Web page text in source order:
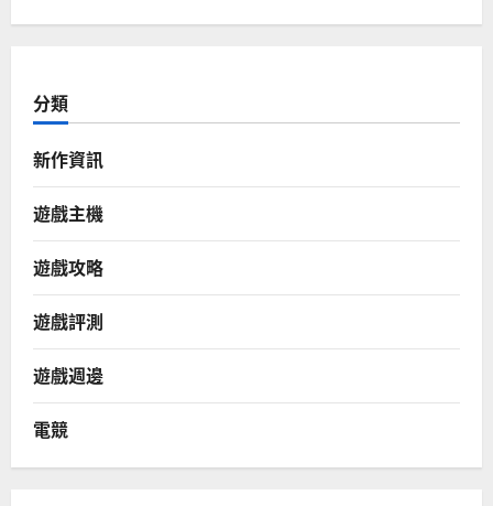
分類
新作資訊
遊戲主機
遊戲攻略
遊戲評測
遊戲週邊
電競